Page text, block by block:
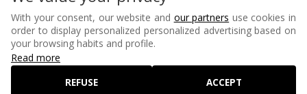
Disparition de Melaine Favennec
Matons – 80 ans
With your consent, our website and our partners use cookies in
order to display personalized personalized advertising based on
your browsing habits and profile.
Read more
REFUSE ACCEPT